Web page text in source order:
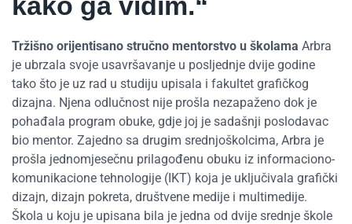
Tržišno orijentisano stručno mentorstvo u školama Arbra
je ubrzala svoje usavršavanje u posljednje dvije godine
tako što je uz rad u studiju upisala i fakultet grafičkog
dizajna. Njena odlučnost nije prošla nezapaženo dok je
pohađala program obuke, gdje joj je sadašnji poslodavac
bio mentor. Zajedno sa drugim srednjoškolcima, Arbra je
prošla jednomjesečnu prilagođenu obuku iz informaciono-
komunikacione tehnologije (IKT) koja je uključivala grafički
dizajn, dizajn pokreta, društvene medije i multimedije.
Škola u koju je upisana bila je jedna od dvije srednje škole